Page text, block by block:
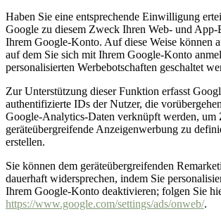
Haben Sie eine entsprechende Einwilligung
Google zu diesem Zweck Ihren Web- und
Ihrem Google-Konto. Auf diese Weise können
auf dem Sie sich mit Ihrem Google-Konto
personalisierten Werbebotschaften geschaltet
Zur Unterstützung dieser Funktion erfasst
authentifizierte IDs der Nutzer, die
Google-Analytics-Daten verknüpft werden, um
geräteübergreifende Anzeigenwerbung zu
erstellen.
Sie können dem geräteübergreifenden
dauerhaft widersprechen, indem Sie
Ihrem Google-Konto deaktivieren; folgen Sie
https://www.google.com/settings/ads/onweb/.